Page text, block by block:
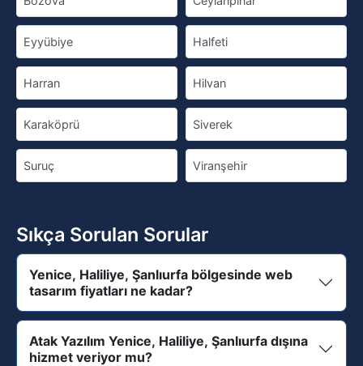
Eyyübiye Halfeti
Harran Hilvan
Karaköprü Siverek
Suruç Viranşehir
Sıkça Sorulan Sorular
Yenice, Haliliye, Şanlıurfa bölgesinde web
tasarım fiyatları ne kadar?
Atak Yazılım Yenice, Haliliye, Şanlıurfa dışına
hizmet veriyor mu?